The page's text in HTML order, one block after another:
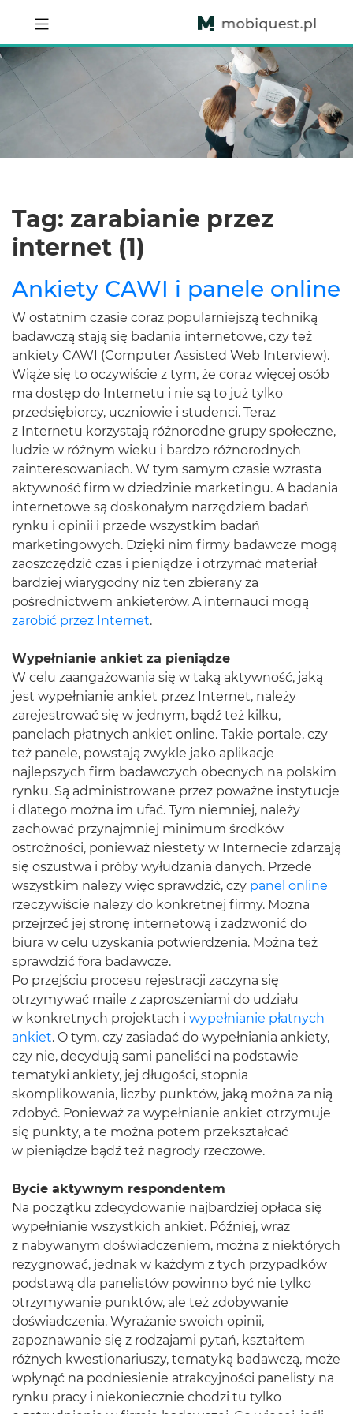
Tag: zarabianie przez
internet (1)
Ankiety CAWI i panele online
W ostatnim czasie coraz popularniejszą techniką
badawczą stają się badania internetowe, czy też
ankiety CAWI (Computer Assisted Web Interview).
Wiąże się to oczywiście z tym, że coraz więcej osób
ma dostęp do Internetu i nie są to już tylko
przedsiębiorcy, uczniowie i studenci. Teraz
z Internetu korzystają różnorodne grupy społeczne,
ludzie w różnym wieku i bardzo różnorodnych
zainteresowaniach. W tym samym czasie wzrasta
aktywność firm w dziedzinie marketingu. A badania
internetowe są doskonałym narzędziem badań
rynku i opinii i przede wszystkim badań
marketingowych. Dzięki nim firmy badawcze mogą
zaoszczędzić czas i pieniądze i otrzymać materiał
bardziej wiarygodny niż ten zbierany za
pośrednictwem ankieterów. A internauci mogą
zarobić przez Internet.
Wypełnianie ankiet za pieniądze
W celu zaangażowania się w taką aktywność, jaką
jest wypełnianie ankiet przez Internet, należy
zarejestrować się w jednym, bądź też kilku,
panelach płatnych ankiet online. Takie portale, czy
też panele, powstają zwykle jako aplikacje
najlepszych firm badawczych obecnych na polskim
rynku. Są administrowane przez poważne instytucje
i dlatego można im ufać. Tym niemniej, należy
zachować przynajmniej minimum środków
ostrożności, ponieważ niestety w Internecie zdarzają
się oszustwa i próby wyłudzania danych. Przede
wszystkim należy więc sprawdzić, czy panel online
rzeczywiście należy do konkretnej firmy. Można
przejrzeć jej stronę internetową i zadzwonić do
biura w celu uzyskania potwierdzenia. Można też
sprawdzić fora badawcze.
Po przejściu procesu rejestracji zaczyna się
otrzymywać maile z zaproszeniami do udziału
w konkretnych projektach i wypełnianie płatnych
ankiet. O tym, czy zasiadać do wypełniania ankiety,
czy nie, decydują sami paneliści na podstawie
tematyki ankiety, jej długości, stopnia
skomplikowania, liczby punktów, jaką można za nią
zdobyć. Ponieważ za wypełnianie ankiet otrzymuje
się punkty, a te można potem przekształcać
w pieniądze bądź też nagrody rzeczowe.
Bycie aktywnym respondentem
Na początku zdecydowanie najbardziej opłaca się
wypełnianie wszystkich ankiet. Później, wraz
z nabywanym doświadczeniem, można z niektórych
rezygnować, jednak w każdym z tych przypadków
podstawą dla panelistów powinno być nie tylko
otrzymywanie punktów, ale też zdobywanie
doświadczenia. Wyrażanie swoich opinii,
zapoznawanie się z rodzajami pytań, kształtem
różnych kwestionariuszy, tematyką badawczą, może
wpłynąć na podniesienie atrakcyjności panelisty na
rynku pracy i niekoniecznie chodzi tu tylko